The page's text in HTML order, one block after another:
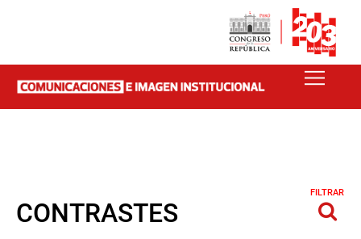
CONTRASTES
FILTRAR